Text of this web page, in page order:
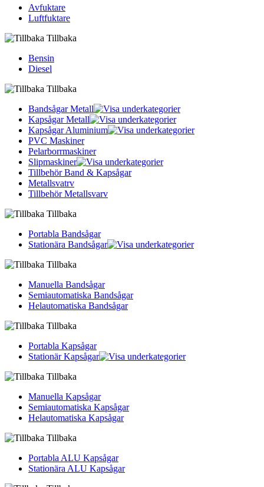
Avfuktare
Luftfuktare
Tillbaka
Bensin
Diesel
Tillbaka
Bandsågar Metall
Kapsågar Metall
Kapsågar Aluminium
PVC Maskiner
Pelarborrmaskiner
Slipmaskiner
Tillbehör Band & Kapsågar
Metallsvatrv
Tillbehör Metallsvarv
Tillbaka
Portabla Bandsågar
Stationära Bandsågar
Tillbaka
Manuella Bandsågar
Semiautomatiska Bandsågar
Helautomatiska Bandsågar
Tillbaka
Portabla Kapsågar
Stationär Kapsågar
Tillbaka
Manuella Kapsågar
Semiautomatiska Kapsågar
Helautomatiska Kapsågar
Tillbaka
Portabla ALU Kapsågar
Stationära ALU Kapsågar